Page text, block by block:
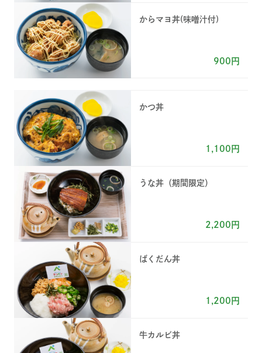
からマヨ丼(味噌汁付)
900円
かつ丼
1,100円
うな丼（期間限定）
2,200円
ばくだん丼
1,200円
牛カルビ丼